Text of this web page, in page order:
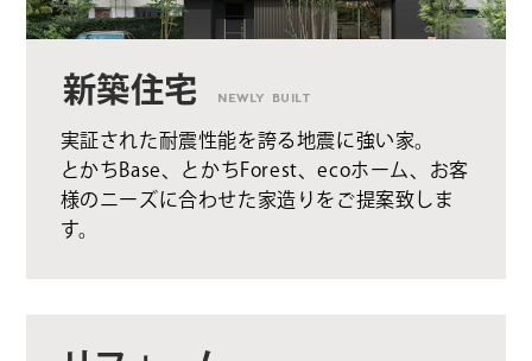
新築住宅 NEWLY BUILT
実証された耐震性能を誇る地震に強い家。
とかちBase、とかちForest、ecoホーム、お客
様のニーズに合わせた家造りをご提案致しま
す。